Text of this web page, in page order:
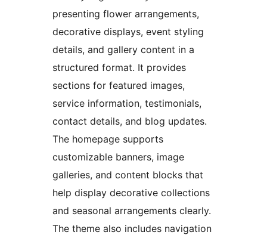
presenting flower arrangements,
decorative displays, event styling
details, and gallery content in a
structured format. It provides
sections for featured images,
service information, testimonials,
contact details, and blog updates.
The homepage supports
customizable banners, image
galleries, and content blocks that
help display decorative collections
and seasonal arrangements clearly.
The theme also includes navigation